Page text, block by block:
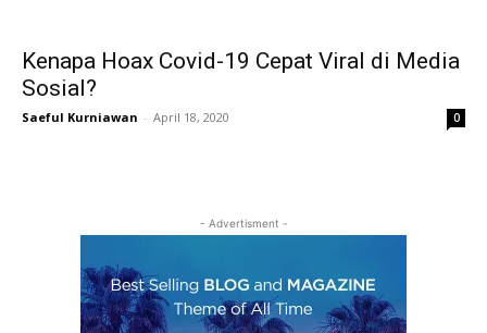
Kenapa Hoax Covid-19 Cepat Viral di Media
Sosial?
Saeful Kurniawan - April 18, 2020 0
- Advertisment -